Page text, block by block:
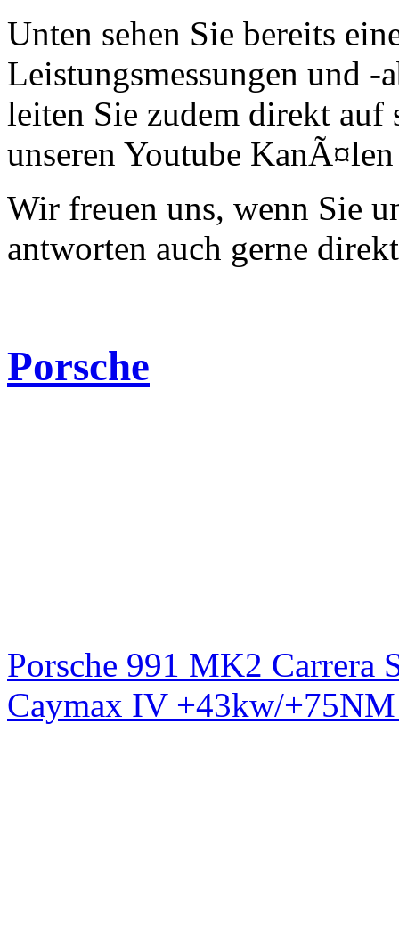
Unten sehen Sie bereits
Leistungsmessungen und -
leiten Sie zudem direkt auf
unseren Youtube
Wir freuen uns, wenn Sie
antworten auch gerne
Porsche
Porsche 991 MK2 Carrera
Caymax IV +43kw/